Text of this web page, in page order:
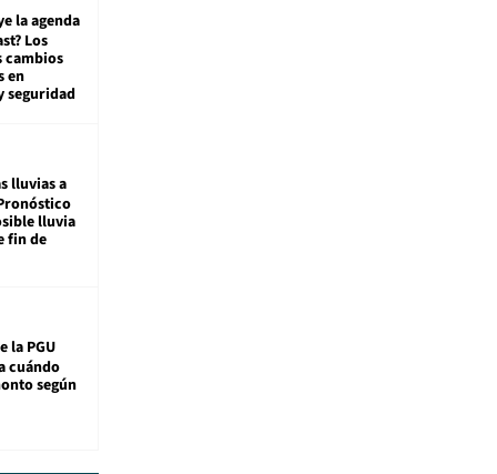
la agenda
Los
cambios
en
seguridad
lluvias a
lluvia
fin de
la PGU
cuándo
según